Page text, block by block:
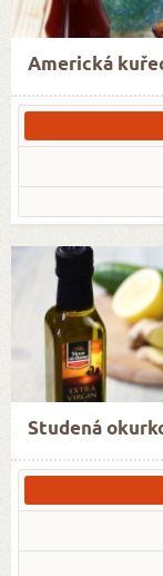
Americká
Studená